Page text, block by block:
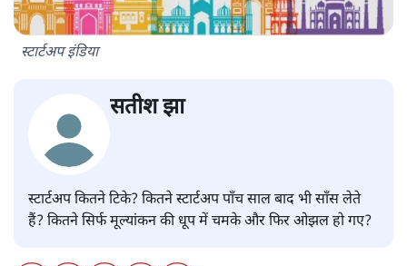
स्टार्टअप इंडिया
सतीश झा
स्टार्टअप कितने टिके? कितने स्टार्टअप पाँच साल बाद भी साँस लेते
हैं? कितने सिर्फ मूल्यांकन की धूप में चमके और फिर ओझल हो गए?